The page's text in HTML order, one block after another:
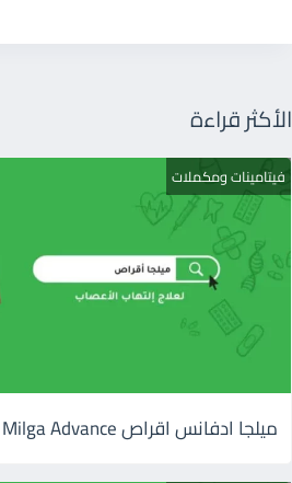
الأكثر قراءة
فيتامينات ومكملات
ميلجا ادفانس اقراص Milga Advance : للاعصاب والإكتئاب